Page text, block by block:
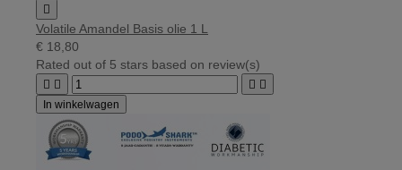

Volatile Amandel Basis olie 1 L
€ 18,80
Rated out of 5 stars based on review(s)
   
In winkelwagen